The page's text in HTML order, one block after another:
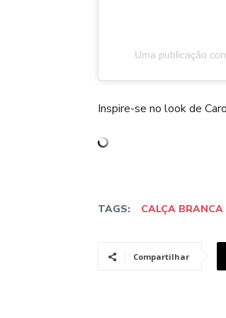
Uma publicação
Inspire-se no look de
TAGS: CALÇA BRANCA
Compartilhar